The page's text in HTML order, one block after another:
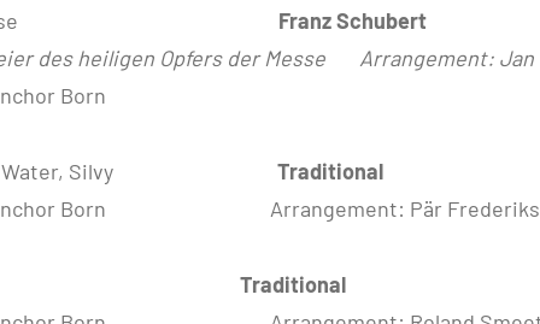
Franz Schubert
des heiligen Opfers der Messe Arrangement:
Born
Silvy
Traditional
Born Arrangement: Pär